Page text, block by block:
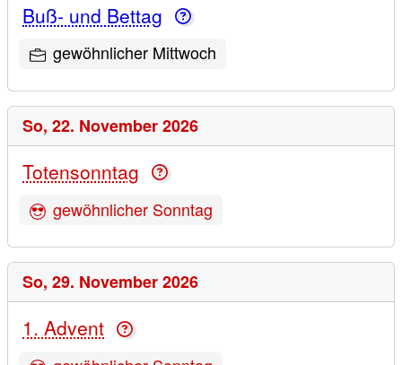
Buß- und Bettag
gewöhnlicher Mittwoch
So, 22. November 2026
Totensonntag
gewöhnlicher Sonntag
So, 29. November 2026
1. Advent